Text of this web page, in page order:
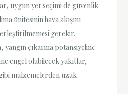
uygun yer seçimi de güvenlik
ünitesinin hava akışını
gerekir.
yangın çıkarma potansiyeline
engel olabilecek yakıtlar,
malzemelerden uzak